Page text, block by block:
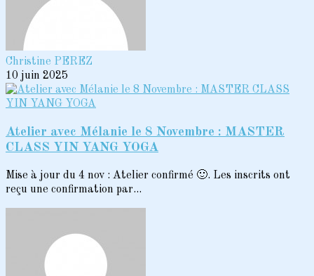
Christine PEREZ
10 juin 2025
Atelier avec Mélanie le 8 Novembre : MASTER
CLASS YIN YANG YOGA
Mise à jour du 4 nov : Atelier confirmé 🙂. Les inscrits ont
reçu une confirmation par...